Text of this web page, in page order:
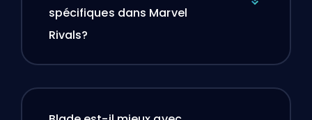
spécifiques dans Marvel
Rivals?